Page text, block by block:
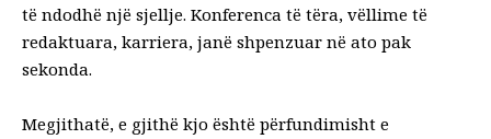
të ndodhë një sjellje. Konferenca të tëra, vëllime të
redaktuara, karriera, janë shpenzuar në ato pak
sekonda.
Megjithatë, e gjithë kjo është përfundimisht e